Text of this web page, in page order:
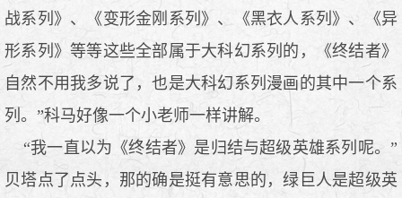
战系列》、《变形金刚系列》、《黑衣人系列》、《异
形系列》等等这些全部属于大科幻系列的，《终结者》
自然不用我多说了，也是大科幻系列漫画的其中一个系
列。”科马好像一个小老师一样讲解。
“我一直以为《终结者》是归结与超级英雄系列呢。”
贝塔点了点头，那的确是挺有意思的，绿巨人是超级英